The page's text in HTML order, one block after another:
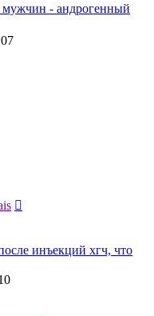
- андрогенный
инъекций хгч, что